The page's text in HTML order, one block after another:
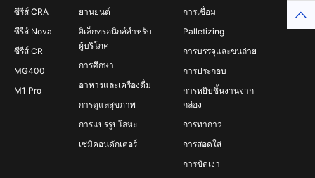
ซีรีส์ CRA
ซีรีส์ Nova
ซีรีส์ CR
MG400
M1 Pro
ยานยนต์
อิเล็กทรอนิกส์สำหรับ
ผู้บริโภค
การศึกษา
อาหารและเครื่องดื่ม
การดูแลสุขภาพ
การแปรรูปโลหะ
เซมิคอนดักเตอร์
การเชื่อม
Palletizing
การบรรจุและขนถ่าย
การประกอบ
การหยิบชิ้นงานจาก
กล่อง
การทากาว
การสอดใส่
การขัดเงา
Top